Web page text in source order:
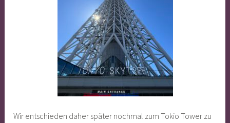
Wir entschieden daher später nochmal zum Tokio Tower zu